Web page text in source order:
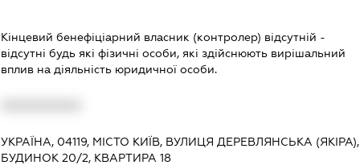
Кінцевий бенефіціарний власник (контролер) відсутній -
відсутні будь які фізичні особи, які здійснюють вирішальний
вплив на діяльність юридичної особи.
УКРАЇНА, 04119, МІСТО КИЇВ, ВУЛИЦЯ ДЕРЕВЛЯНСЬКА (ЯКІРА),
БУДИНОК 20/2, КВАРТИРА 18